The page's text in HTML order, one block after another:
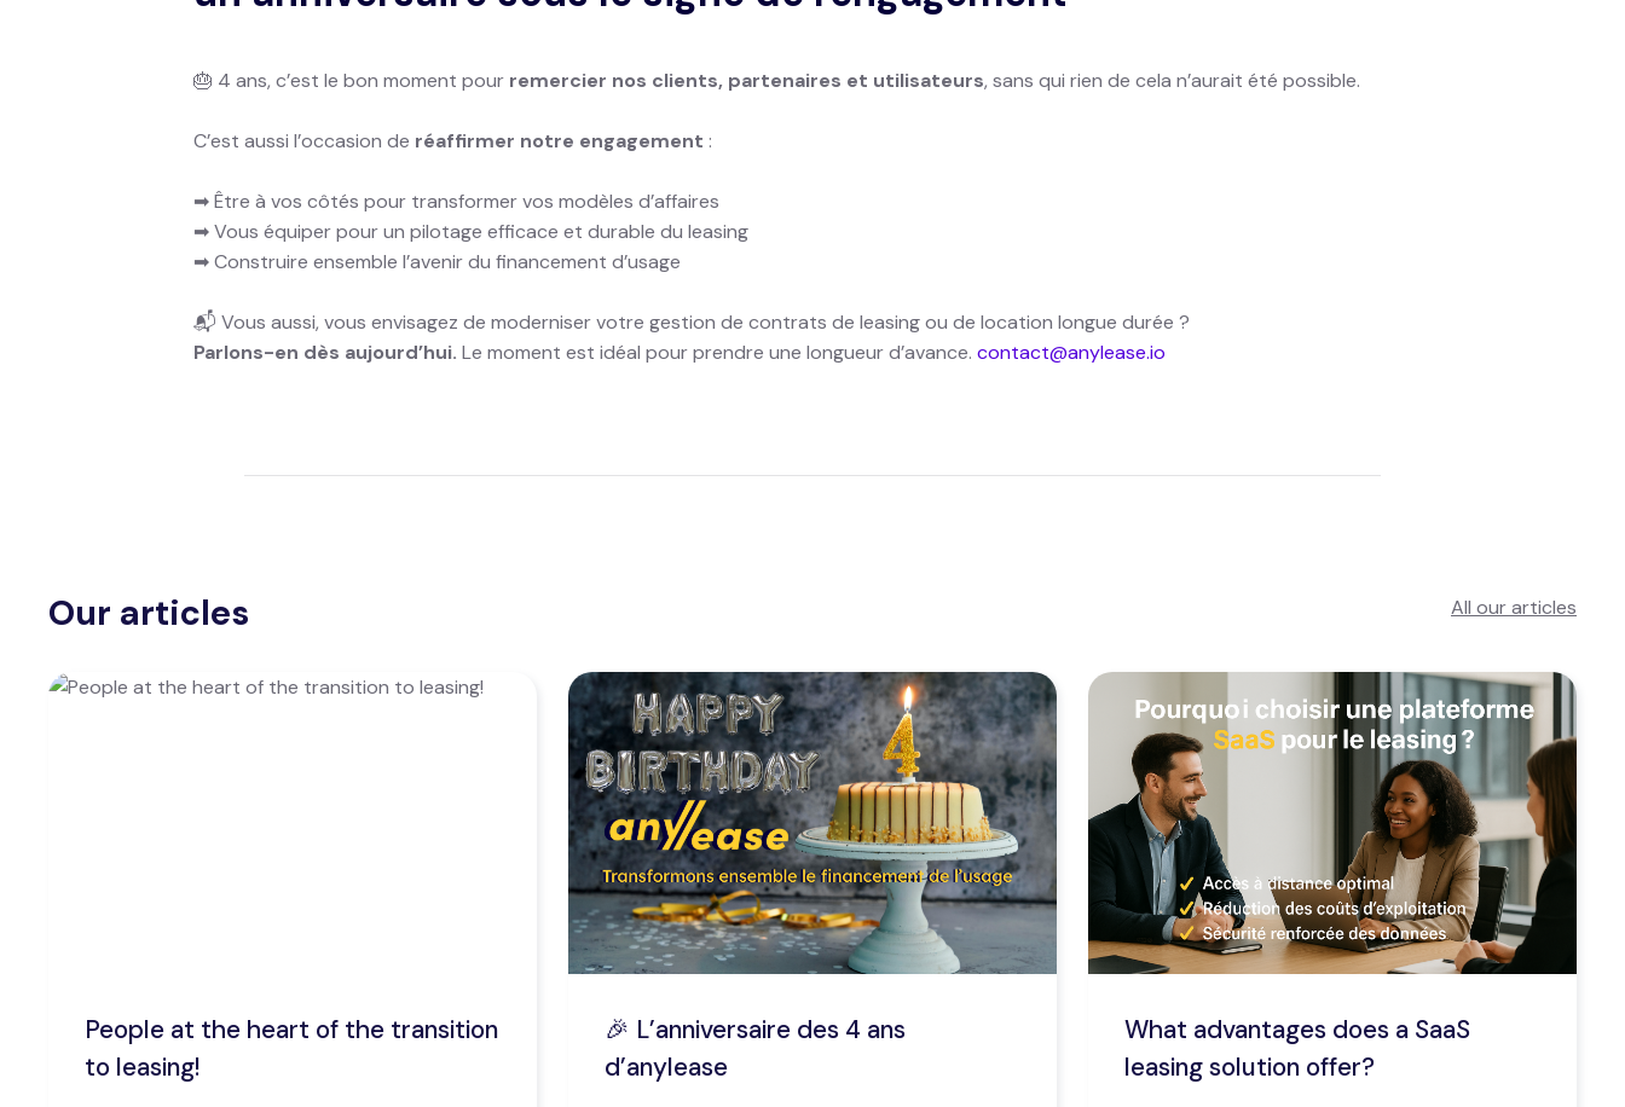
🎂 4 ans, c’est le bon moment pour remercier nos clients, partenaires et utilisateurs, sans qui rien de cela n’aurait été possible.
C’est aussi l’occasion de réaffirmer notre engagement :
➡ Être à vos côtés pour transformer vos modèles d’affaires
➡ Vous équiper pour un pilotage efficace et durable du leasing
➡ Construire ensemble l’avenir du financement d’usage
📬 Vous aussi, vous envisagez de moderniser votre gestion de contrats de leasing ou de location longue durée ?
Parlons-en dès aujourd’hui. Le moment est idéal pour prendre une longueur d’avance. contact@anylease.io
Our articles All our articles
People at the heart of the transition
to leasing!
🎉 L’anniversaire des 4 ans
d’anylease
What advantages does a SaaS
leasing solution offer?